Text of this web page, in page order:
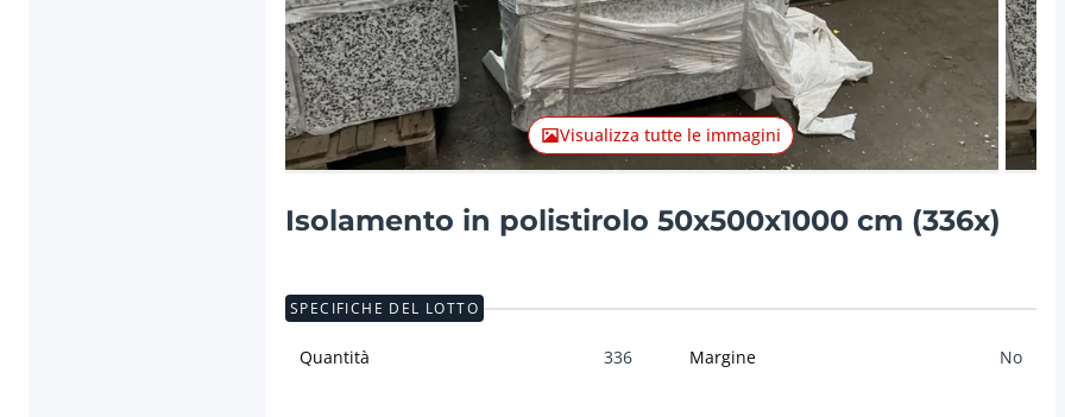
Visualizza tutte le immagini
Isolamento in polistirolo 50x500x1000 cm (336x)
SPECIFICHE DEL LOTTO
Quantità 336 Margine No